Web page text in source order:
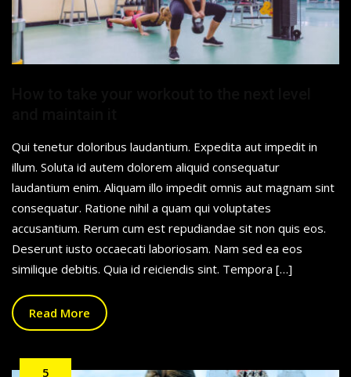
Qui tenetur doloribus laudantium. Expedita aut impedit in
illum. Soluta id autem dolorem aliquid consequatur
laudantium enim. Aliquam illo impedit omnis aut magnam sint
consequatur. Ratione nihil a quam qui voluptates
accusantium. Rerum cum est repudiandae sit non quis eos.
Deserunt iusto occaecati laboriosam. Nam sed ea eos
similique debitis. Quia id reiciendis sint. Tempora […]
Read More
5